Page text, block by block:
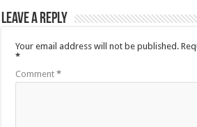
Leave a Reply
Your email address will not be published.
*
Comment*